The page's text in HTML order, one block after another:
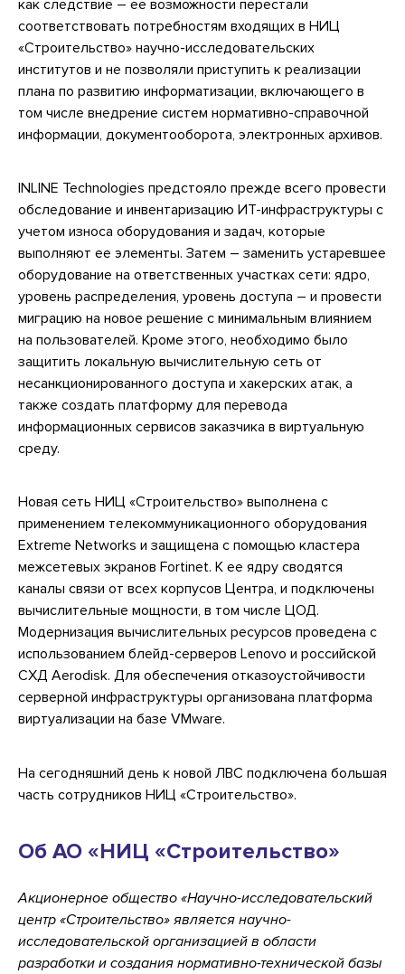
как следствие – ее возможности перестали
соответствовать потребностям входящих в НИЦ
«Строительство» научно-исследовательских
институтов и не позволяли приступить к реализации
плана по развитию информатизации, включающего в
том числе внедрение систем нормативно-справочной
информации, документооборота, электронных архивов.
INLINE Technologies предстояло прежде всего провести
обследование и инвентаризацию ИТ-инфраструктуры с
учетом износа оборудования и задач, которые
выполняют ее элементы. Затем – заменить устаревшее
оборудование на ответственных участках сети: ядро,
уровень распределения, уровень доступа – и провести
миграцию на новое решение с минимальным влиянием
на пользователей. Кроме этого, необходимо было
защитить локальную вычислительную сеть от
несанкционированного доступа и хакерских атак, а
также создать платформу для перевода
информационных сервисов заказчика в виртуальную
среду.
Новая сеть НИЦ «Строительство» выполнена с
применением телекоммуникационного оборудования
Extreme Networks и защищена с помощью кластера
межсетевых экранов Fortinet. К ее ядру сводятся
каналы связи от всех корпусов Центра, и подключены
вычислительные мощности, в том числе ЦОД.
Модернизация вычислительных ресурсов проведена с
использованием блейд-серверов Lenovo и российской
СХД Aerodisk. Для обеспечения отказоустойчивости
серверной инфраструктуры организована платформа
виртуализации на базе VMware.
На сегодняшний день к новой ЛВС подключена большая
часть сотрудников НИЦ «Строительство».
Об АО «НИЦ «Строительство»
Акционерное общество «Научно-исследовательский
центр «Строительство» является научно-
исследовательской организацией в области
разработки и создания нормативно-технической базы